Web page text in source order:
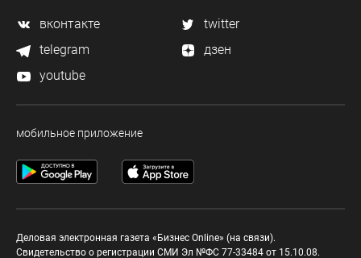
вконтакте
twitter
telegram
дзен
youtube
мобильное приложение
Деловая электронная газета «Бизнес Online» (на связи).
Свидетельство о регистрации СМИ Эл №ФС 77-33484 от 15.10.08.